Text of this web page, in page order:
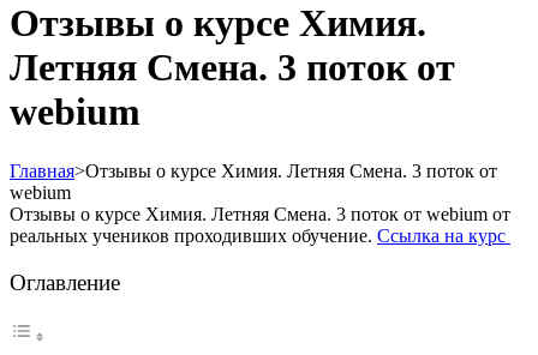
Отзывы о курсе Химия.
Летняя Смена. 3 поток от
webium
Главная>Отзывы о курсе Химия. Летняя Смена. 3 поток от
webium
Отзывы о курсе Химия. Летняя Смена. 3 поток от webium от
реальных учеников проходивших обучение. Ссылка на курс
Оглавление